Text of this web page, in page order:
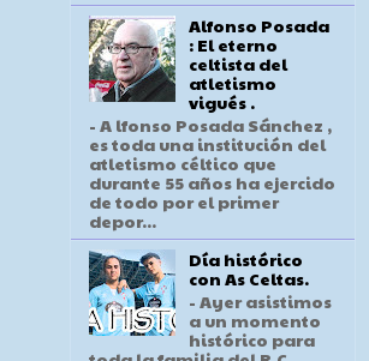
Alfonso Posada
: El eterno
celtista del
atletismo
vigués .
- A lfonso Posada Sánchez ,
es toda una institución del
atletismo céltico que
durante 55 años ha ejercido
de todo por el primer
depor...
Día histórico
con As Celtas.
- Ayer asistimos
a un momento
histórico para